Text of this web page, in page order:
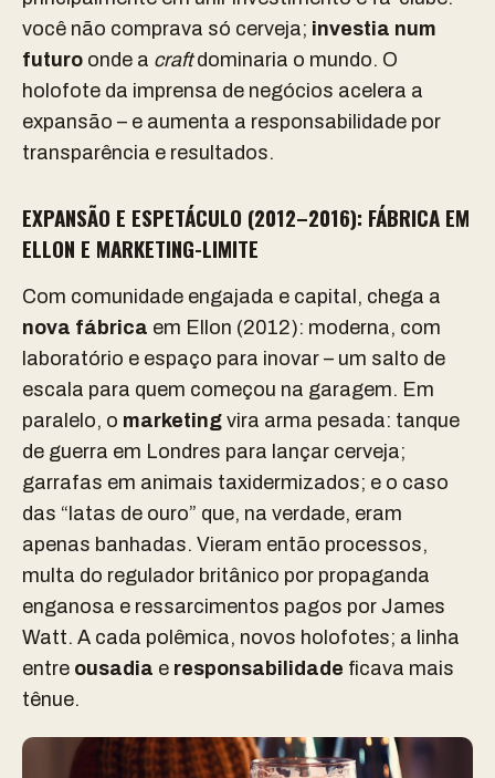
você não comprava só cerveja; investia num
futuro onde a craftdominaria o mundo. O
holofote da imprensa de negócios acelera a
expansão – e aumenta a responsabilidade por
transparência e resultados.
EXPANSÃO E ESPETÁCULO (2012–2016): FÁBRICA EM
ELLON E MARKETING-LIMITE
Com comunidade engajada e capital, chega a
nova fábrica em Ellon (2012): moderna, com
laboratório e espaço para inovar – um salto de
escala para quem começou na garagem. Em
paralelo, o marketing vira arma pesada: tanque
de guerra em Londres para lançar cerveja;
garrafas em animais taxidermizados; e o caso
das “latas de ouro” que, na verdade, eram
apenas banhadas. Vieram então processos,
multa do regulador britânico por propaganda
enganosa e ressarcimentos pagos por James
Watt. A cada polêmica, novos holofotes; a linha
entre ousadia e responsabilidade ficava mais
tênue.